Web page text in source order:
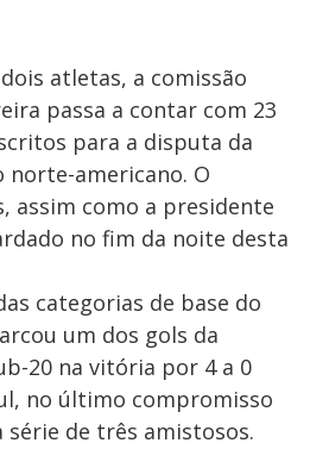
atletas, a comissão
passa a contar com 23
para a disputa da
norte-americano. O
assim como a presidente
no fim da noite desta
categorias de base do
um dos gols da
20 na vitória por 4 a 0
no último compromisso
de três amistosos.